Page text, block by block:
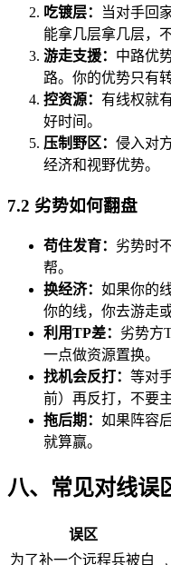
吃镀层：
当对手回
能拿几层拿几层，
游走支援： 中路优
路。你的优势只有
控资源： 有线权就
好时间。
压制野区： 侵入对
经济和视野优势。
7.2 劣势如何翻盘
苟住发育： 劣势时
帮。
换经济： 如果你的
你的线，你去游走
利用TP差： 劣势方
一点做资源置换。
找机会反打： 等对
前）再反打，不要
拖后期： 如果阵容
就算赢。
八、常见对线误
误区
为了补一个远程兵被白